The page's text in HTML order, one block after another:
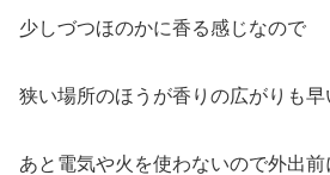
少しづつほのかに香る感じなので
狭い場所のほうが香りの広がりも
あと電気や火を使わないので外出